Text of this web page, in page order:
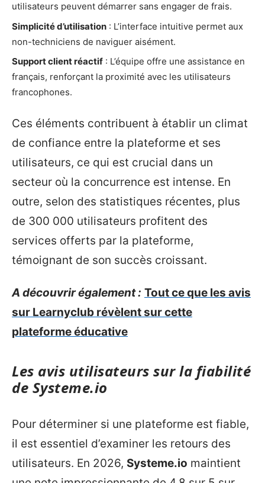
utilisateurs peuvent démarrer sans engager de frais.
Simplicité d’utilisation : L’interface intuitive permet aux
non-techniciens de naviguer aisément.
Support client réactif : L’équipe offre une assistance en
français, renforçant la proximité avec les utilisateurs
francophones.
Ces éléments contribuent à établir un climat
de confiance entre la plateforme et ses
utilisateurs, ce qui est crucial dans un
secteur où la concurrence est intense. En
outre, selon des statistiques récentes, plus
de 300 000 utilisateurs profitent des
services offerts par la plateforme,
témoignant de son succès croissant.
A découvrir également : Tout ce que les avis
sur Learnyclub révèlent sur cette
plateforme éducative
Les avis utilisateurs sur la fiabilité
de Systeme.io
Pour déterminer si une plateforme est fiable,
il est essentiel d’examiner les retours des
utilisateurs. En 2026, Systeme.io maintient